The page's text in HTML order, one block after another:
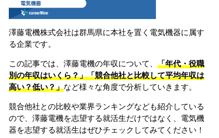
澤藤電機株式会社は群馬県に本社を置く電気機器に属す
る企業です。
この記事では、澤藤電機の年収について、 「年代・役職
別の年収はいくら？」「競合他社と比較して平均年収は
高い？低い？」など様々な角度で分析していきます。
競合他社との比較や業界ランキングなども紹介している
ので、澤藤電機を志望する就活生だけではなく、電気機
器を志望する就活生はぜひチェックしてみてください！